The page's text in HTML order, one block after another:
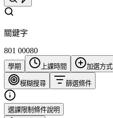
關鍵字
801 00080
學期 上課時間 加選方式
模糊搜尋 篩選條件
選課限制條件說明